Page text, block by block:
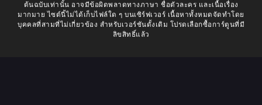
ต้นฉบับเท่านั้น อาจมีข้อผิดพลาดทางภาษา ชื่อตัวละคร และเนื้อเรื่อง
มากมาย ไซต์นี้ไม่ได้เก็บไฟล์ใด ๆ บนเซิร์ฟเวอร์ เนื้อหาทั้งหมดจัดทำโดย
บุคคลที่สามที่ไม่เกี่ยวข้อง สำหรับเวอร์ชันดั้งเดิม โปรดเลือกซื้อการ์ตูนที่มี
ลิขสิทธิ์แล้ว